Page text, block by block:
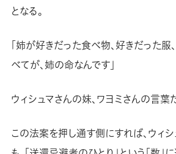
となる。
「姉が好きだった食べ物、好きだった服
べてが、姉の命なんです」
ウィシュマさんの妹、ワヨミさんの言葉
この法案を押し通す側にすれば、ウィ